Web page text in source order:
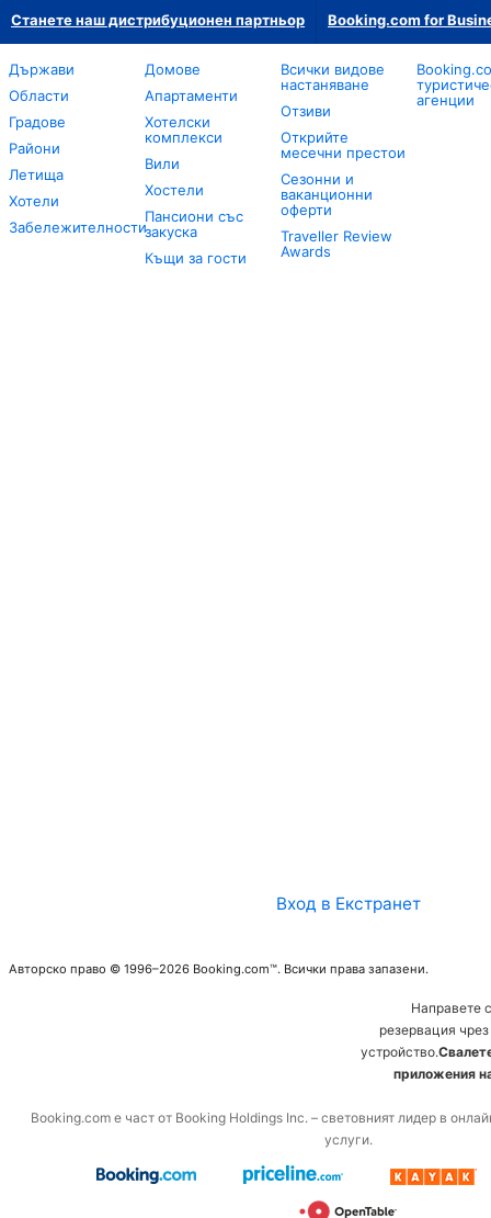
Станете наш дистрибуционен партньор Booking.com for
Държави
Области
Градове
Райони
Летища
Хотели
Забележителности
Домове
Апартаменти
Хотелски
комплекси
Вили
Хостели
Пансиони със
закуска
Къщи за гости
Всички видове
настаняване
Отзиви
Открийте
месечни престои
Сезонни и
ваканционни
оферти
Traveller Review
Awards
агенции
Вход в Екстранет
Авторско право © 1996–2026 Booking.com™. Всички права запазени.
Направете
резервация
устройство.
приложения
Booking.com е част от Booking Holdings Inc. – световният лидер в
услуги.